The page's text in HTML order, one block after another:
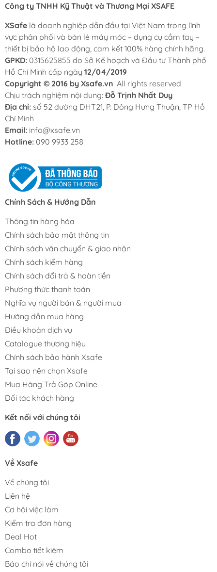
Công ty TNHH Kỹ Thuật và Thương Mại XSAFE
XSafe là doanh nghiệp dẫn đầu tại Việt Nam trong lĩnh
vực phân phối và bán lẻ máy móc – dụng cụ cầm tay –
thiết bị bảo hộ lao động, cam kết 100% hàng chính hãng.
GPKD: 0315625855 do Sở Kế hoạch và Đầu tư Thành phố
Hồ Chí Minh cấp ngày 12/04/2019
Copyright © 2016 by Xsafe.vn. All rights reserved
Chịu trách nghiệm nội dung: Đỗ Trịnh Nhất Duy
Địa chỉ: số 52 đường ĐHT21, P. Đông Hưng Thuận, TP Hồ
Chí Minh
Email: info@xsafe.vn
Hotline: 090 9933 258
Chính Sách & Hướng Dẫn
Thông tin hàng hóa
Chính sách bảo mật thông tin
Chính sách vận chuyển & giao nhận
Chính sách kiểm hàng
Chính sách đổi trả & hoàn tiền
Phương thức thanh toán
Nghĩa vụ người bán & người mua
Hướng dẫn mua hàng
Điều khoản dịch vụ
Catalogue thương hiệu
Chính sách bảo hành Xsafe
Tại sao nên chọn Xsafe
Mua Hàng Trả Góp Online
Đối tác khách hàng
Kết nối với chúng tôi
Về Xsafe
Về chúng tôi
Liên hệ
Cơ hội việc làm
Kiểm tra đơn hàng
Deal Hot
Combo tiết kiệm
Báo chí nói về chúng tôi